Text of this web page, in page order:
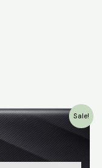
Sale!
Prețul
inițial
fost:
949.00 lei.
Prețul
curent